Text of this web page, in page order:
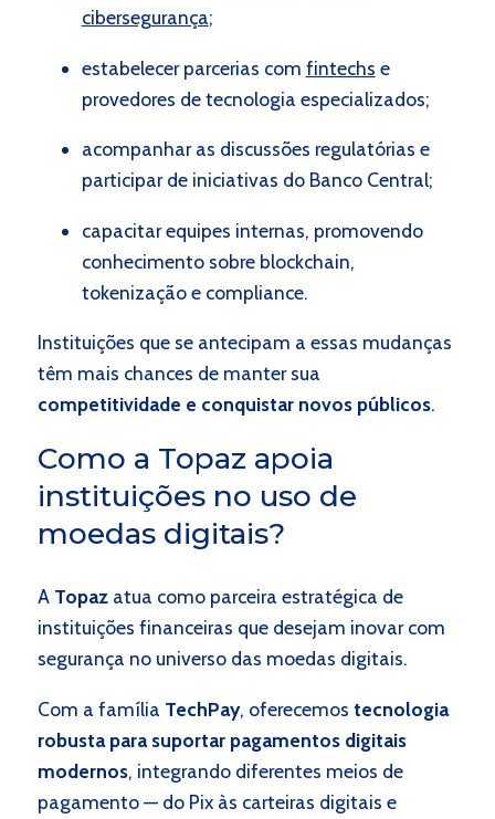
cibersegurança;
estabelecer parcerias com fintechs e
provedores de tecnologia especializados;
acompanhar as discussões regulatórias e
participar de iniciativas do Banco Central;
capacitar equipes internas, promovendo
conhecimento sobre blockchain,
tokenização e compliance.
Instituições que se antecipam a essas mudanças
têm mais chances de manter sua
competitividade e conquistar novos públicos.
Como a Topaz apoia
instituições no uso de
moedas digitais?
A Topaz atua como parceira estratégica de
instituições financeiras que desejam inovar com
segurança no universo das moedas digitais.
Com a família TechPay, oferecemos tecnologia
robusta para suportar pagamentos digitais
modernos, integrando diferentes meios de
pagamento — do Pix às carteiras digitais e